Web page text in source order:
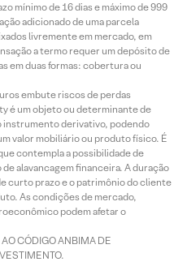
mínimo de 16 dias e máximo de 999
adicionado de uma parcela
livremente em mercado, em
a termo requer um depósito de
em duas formas: cobertura ou
embute riscos de perdas
é um objeto ou determinante de
derivativo, podendo
valor mobiliário ou produto físico. É
contempla a possibilidade de
alavancagem financeira. A duração
curto prazo e o patrimônio do cliente
As condições de mercado,
podem afetar o
CÓDIGO ANBIMA DE